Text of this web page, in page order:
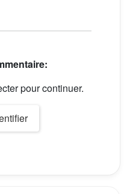
pour continuer.